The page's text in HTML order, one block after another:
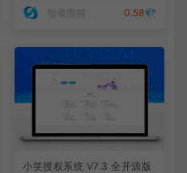
智者熊猫 0.58💎
小笑授权系统 V7.3 全开源版